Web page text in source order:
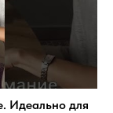
Идеально для